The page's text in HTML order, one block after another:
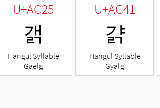
U+AC25
갥
Hangul Syllable
Gaelg
U+AC41
걁
Hangul Syllable
Gyalg